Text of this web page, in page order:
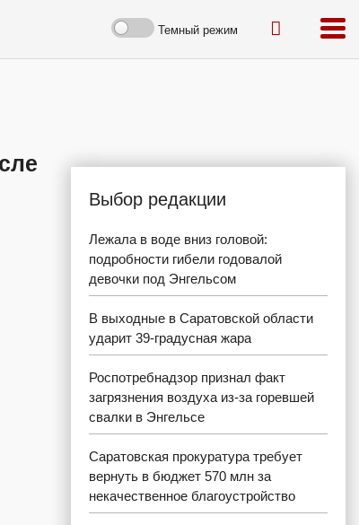
Темный режим
Выбор редакции
Лежала в воде вниз головой:
подробности гибели годовалой
девочки под Энгельсом
В выходные в Саратовской области
ударит 39-градусная жара
Роспотребнадзор признал факт
загрязнения воздуха из-за горевшей
свалки в Энгельсе
Саратовская прокуратура требует
вернуть в бюджет 570 млн за
некачественное благоустройство